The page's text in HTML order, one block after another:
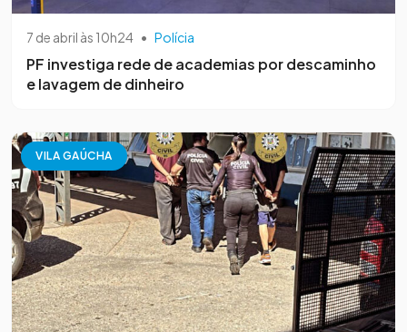
7 de abril às 10h24 • Polícia
PF investiga rede de academias por descaminho
e lavagem de dinheiro
VILA GAÚCHA